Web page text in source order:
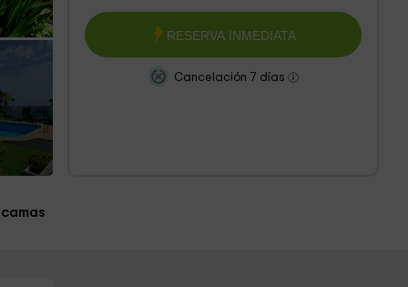
RESERVA INMEDIATA
Cancelación 7 días
camas